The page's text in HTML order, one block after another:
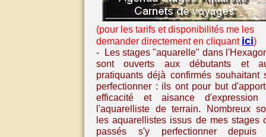
(pour les tarifs et disponibilités me les
demander directement en cliquant ici)
- Les stages "aquarelle" dans
sont ouverts aux débutants et
pratiquants déjà confirmés souhaitant
perfectionner : ils ont pour but
efficacité et aisance d'expression
l'aquarelliste de terrain. Nombreux
les aquarellistes issus de mes stages
passés s'y perfectionner depuis